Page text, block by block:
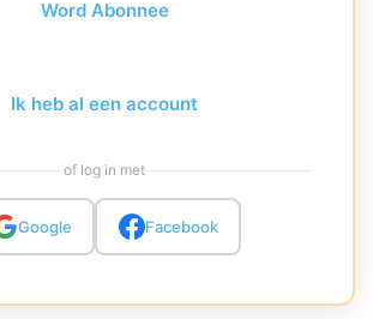
Word Abonnee
Ik heb al een account
of log in met
Google Facebook